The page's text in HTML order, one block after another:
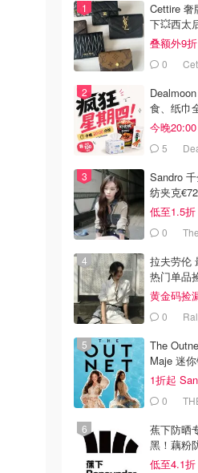
Cettire 奢
下💥西太
叠额外9
0
食、纸巾
今晚
5
Sandro
纺夹克
低至1.5
拼接夹克
0
拉夫劳伦
热门单品
黄金码捡
€280
The
Maje 迷
€175）
1折起
€820
蕉下防晒
黑！藕粉
低至4.1